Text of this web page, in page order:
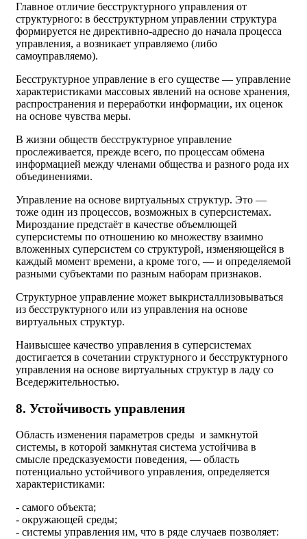
Главное отличие бесструктурного управления от
структурного: в бесструктурном управлении структура
формируется не директивно-адресно до начала процесса
управления, а возникает управляемо (либо
самоуправляемо).
Бесструктурное управление в его существе — управление
характеристиками массовых явлений на основе хранения,
распространения и переработки информации, их оценок
на основе чувства меры.
В жизни обществ бесструктурное управление
прослеживается, прежде всего, по процессам обмена
информацией между членами общества и разного рода их
объединениями.
Управление на основе виртуальных структур. Это —
тоже один из процессов, возможных в суперсистемах.
Мироздание предстаёт в качестве объемлющей
суперсистемы по отношению ко множеству взаимно
вложенных суперсистем со структурой, изменяющейся в
каждый момент времени, а кроме того, — и определяемой
разными субъектами по разным наборам признаков.
Структурное управление может выкристаллизовываться
из бесструктурного или из управления на основе
виртуальных структур.
Наивысшее качество управления в суперсистемах
достигается в сочетании структурного и бесструктурного
управления на основе виртуальных структур в ладу со
Вседержительностью.
8. Устойчивость управления
Область изменения параметров среды и замкнутой
системы, в которой замкнутая система устойчива в
смысле предсказуемости поведения, — область
потенциально устойчивого управления, определяется
характеристиками:
- самого объекта;
- окружающей среды;
- системы управления им, что в ряде случаев позволяет: